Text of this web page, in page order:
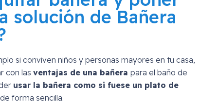
solución de Bañera
si conviven niños y personas mayores en tu casa,
con las ventajas de una bañera para el baño de
usar la bañera como si fuese un plato de
forma sencilla.